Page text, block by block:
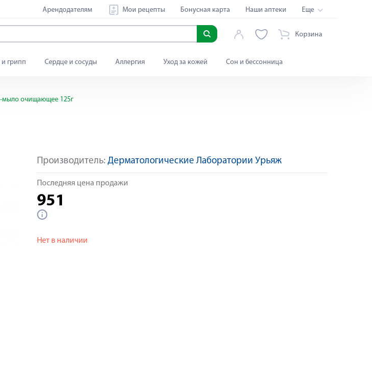
Арендодателям Мои рецепты Бонусная карта Наши аптеки Еще
Корзина
и грипп Сердце и сосуды Аллергия Уход за кожей Сон и бессонница
мыло очищающее 125г
Производитель: Дерматологические Лаборатории Урьяж
Последняя цена продажи
951
Нет в наличии